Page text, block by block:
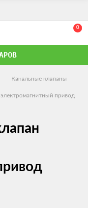
0
Канальные клапаны
привод